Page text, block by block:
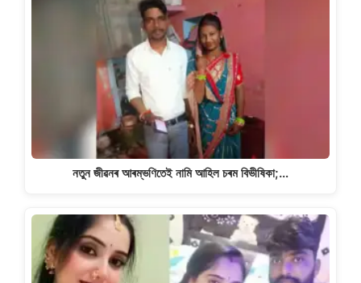
নতুন জীৱনৰ আৰম্ভণিতেই নামি আহিল চৰম বিভীষিকা;…